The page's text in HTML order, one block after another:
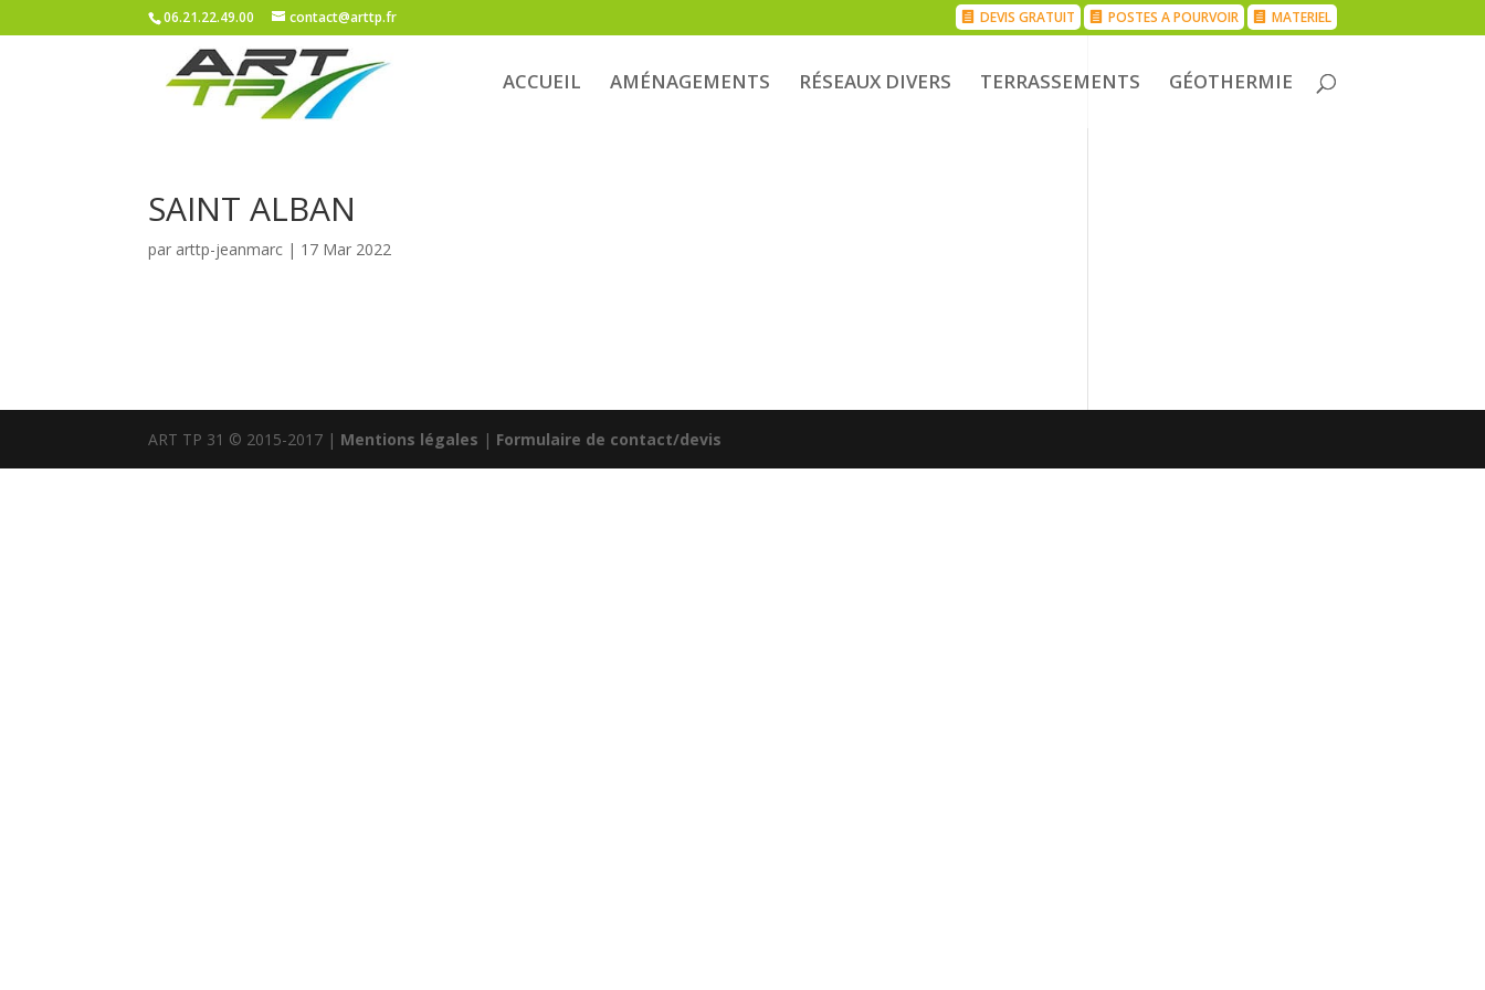
06.21.22.49.00 contact@arttp.fr DEVIS GRATUIT POSTES A POURVOIR MATERIEL
ACCUEIL AMÉNAGEMENTS RÉSEAUX DIVERS TERRASSEMENTS GÉOTHERMIE
SAINT ALBAN
par arttp-jeanmarc | 17 Mar 2022
ART TP 31 © 2015-2017 | Mentions légales | Formulaire de contact/devis